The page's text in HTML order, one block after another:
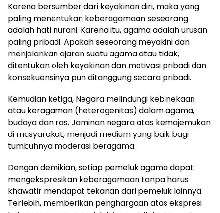
Karena bersumber dari keyakinan diri, maka yang
paling menentukan keberagamaan seseorang
adalah hati nurani. Karena itu, agama adalah urusan
paling pribadi. Apakah seseorang meyakini dan
menjalankan ajaran suatu agama atau tidak,
ditentukan oleh keyakinan dan motivasi pribadi dan
konsekuensinya pun ditanggung secara pribadi.
Kemudian ketiga, Negara melindungi kebinekaan
atau keragaman (heterogenitas) dalam agama,
budaya dan ras. Jaminan negara atas kemajemukan
di masyarakat, menjadi medium yang baik bagi
tumbuhnya moderasi beragama.
Dengan demikian, setiap pemeluk agama dapat
mengekspresikan keberagamaan tanpa harus
khawatir mendapat tekanan dari pemeluk lainnya.
Terlebih, memberikan penghargaan atas ekspresi